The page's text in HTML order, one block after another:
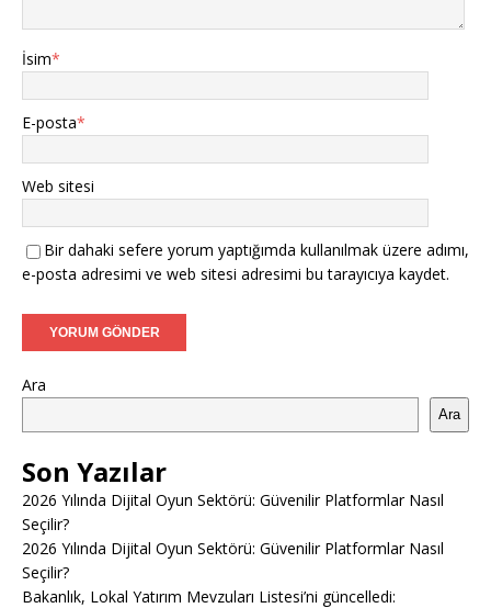
İsim*
E-posta*
Web sitesi
Bir dahaki sefere yorum yaptığımda kullanılmak üzere adımı,
e-posta adresimi ve web sitesi adresimi bu tarayıcıya kaydet.
Ara
Ara
Son Yazılar
2026 Yılında Dijital Oyun Sektörü: Güvenilir Platformlar Nasıl
Seçilir?
2026 Yılında Dijital Oyun Sektörü: Güvenilir Platformlar Nasıl
Seçilir?
Bakanlık, Lokal Yatırım Mevzuları Listesi’ni güncelledi: